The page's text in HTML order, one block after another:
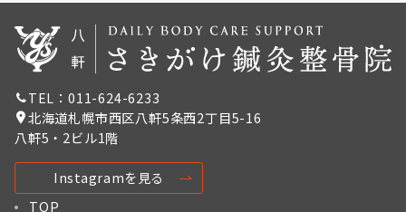
TEL：011-624-6233
北海道札幌市西区八軒5条西2丁目5-16
八軒5・2ビル1階
Instagramを見る
TOP